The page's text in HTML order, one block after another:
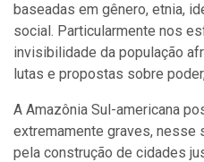
baseadas em gênero, etnia,
social. Particularmente nos
invisibilidade da população
lutas e propostas sobre
A Amazônia Sul-americana
extremamente graves, nesse
pela construção de cidades